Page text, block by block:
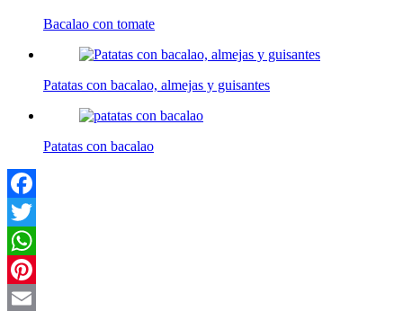
Bacalao con tomate
Patatas con bacalao, almejas y guisantes
Patatas con bacalao
Facebook
Twitter
WhatsApp
Pinterest